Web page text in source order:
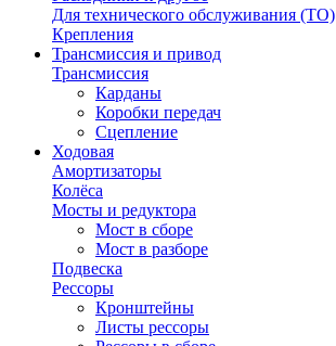
Для технического обслуживания (ТО)
Крепления
Трансмиссия и привод
Трансмиссия
Карданы
Коробки передач
Сцепление
Ходовая
Амортизаторы
Колёса
Мосты и редуктора
Мост в сборе
Мост в разборе
Подвеска
Рессоры
Кронштейны
Листы рессоры